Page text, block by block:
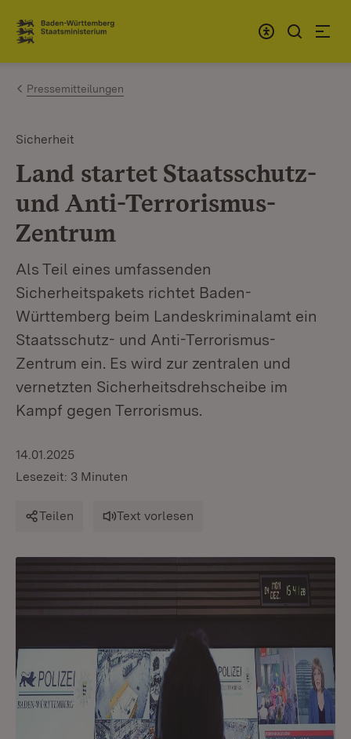
Zum Inhalt springen
Link zur Startseite
Pressemitteilungen
Sicherheit
Land startet Staatsschutz-
und Anti-Terrorismus-
Zentrum
Als Teil eines umfassenden
Sicherheitspakets richtet Baden-
Württemberg beim Landeskriminalamt ein
Staatsschutz- und Anti-Terrorismus-
Zentrum ein. Es wird zur zentralen und
vernetzten Sicherheitsdrehscheibe im
Kampf gegen Terrorismus.
14.01.2025
Lesezeit: 3 Minuten
Teilen Text vorlesen